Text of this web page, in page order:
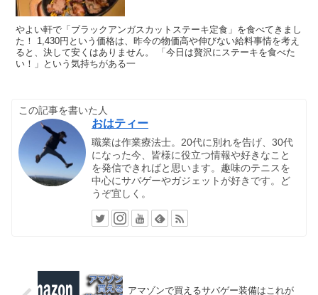
やよい軒で「ブラックアンガスカットステーキ定食」を食べてきまし
た！ 1,430円という価格は、昨今の物価高や伸びない給料事情を考え
ると、決して安くはありません。 「今日は贅沢にステーキを食べた
い！」という気持ちがある一
この記事を書いた人
おはティー
職業は作業療法士。20代に別れを告げ、30代
になった今、皆様に役立つ情報や好きなこと
を発信できればと思います。趣味のテニスを
中心にサバゲーやガジェットが好きです。ど
うぞ宜しく。
アマゾンで買えるサバゲー装備はこれが